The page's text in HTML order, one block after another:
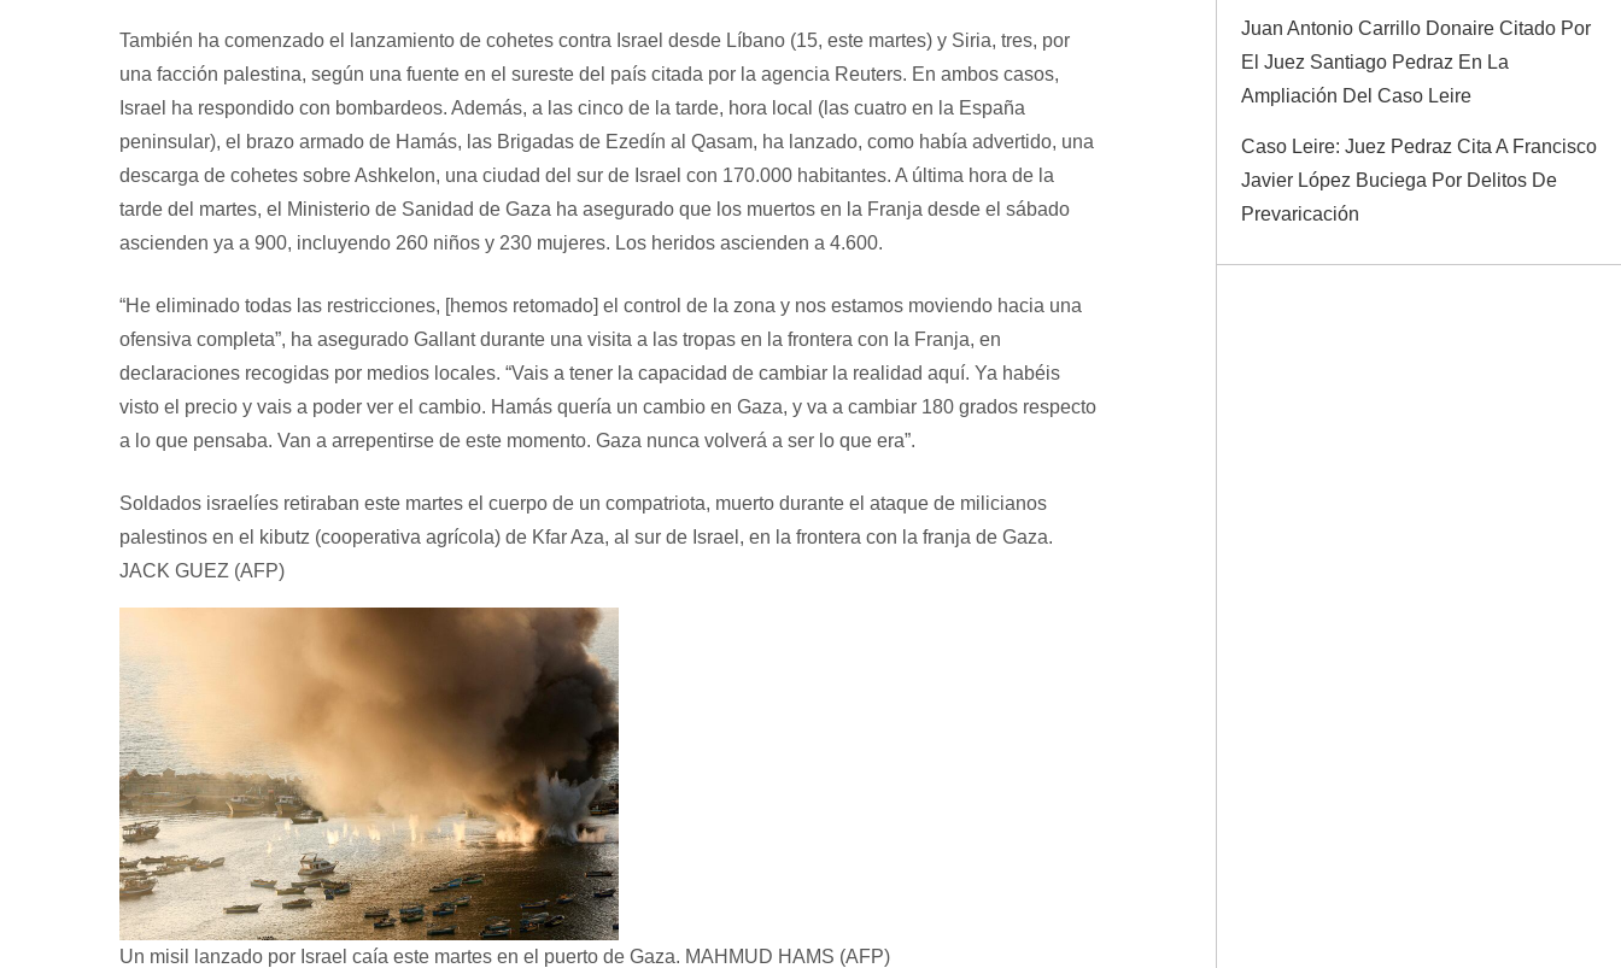
También ha comenzado el lanzamiento de cohetes contra Israel desde Líbano (15, este martes) y Siria, tres, por
una facción palestina, según una fuente en el sureste del país citada por la agencia Reuters. En ambos casos,
Israel ha respondido con bombardeos. Además, a las cinco de la tarde, hora local (las cuatro en la España
peninsular), el brazo armado de Hamás, las Brigadas de Ezedín al Qasam, ha lanzado, como había advertido, una
descarga de cohetes sobre Ashkelon, una ciudad del sur de Israel con 170.000 habitantes. A última hora de la
tarde del martes, el Ministerio de Sanidad de Gaza ha asegurado que los muertos en la Franja desde el sábado
ascienden ya a 900, incluyendo 260 niños y 230 mujeres. Los heridos ascienden a 4.600.
“He eliminado todas las restricciones, [hemos retomado] el control de la zona y nos estamos moviendo hacia una
ofensiva completa”, ha asegurado Gallant durante una visita a las tropas en la frontera con la Franja, en
declaraciones recogidas por medios locales. “Vais a tener la capacidad de cambiar la realidad aquí. Ya habéis
visto el precio y vais a poder ver el cambio. Hamás quería un cambio en Gaza, y va a cambiar 180 grados respecto
a lo que pensaba. Van a arrepentirse de este momento. Gaza nunca volverá a ser lo que era”.
Soldados israelíes retiraban este martes el cuerpo de un compatriota, muerto durante el ataque de milicianos
palestinos en el kibutz (cooperativa agrícola) de Kfar Aza, al sur de Israel, en la frontera con la franja de Gaza.
JACK GUEZ (AFP)
Un misil lanzado por Israel caía este martes en el puerto de Gaza. MAHMUD HAMS (AFP)
Juan Antonio Carrillo Donaire Citado Por
El Juez Santiago Pedraz En La
Ampliación Del Caso Leire
Caso Leire: Juez Pedraz Cita A Francisco
Javier López Buciega Por Delitos De
Prevaricación